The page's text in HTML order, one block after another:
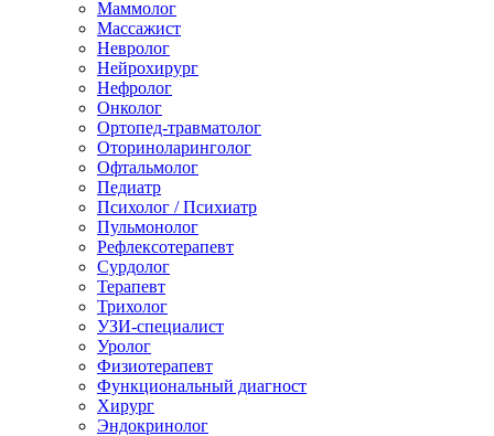
Маммолог
Массажист
Невролог
Нейрохирург
Нефролог
Онколог
Ортопед-травматолог
Оториноларинголог
Офтальмолог
Педиатр
Психолог / Психиатр
Пульмонолог
Рефлексотерапевт
Сурдолог
Терапевт
Трихолог
УЗИ-специалист
Уролог
Физиотерапевт
Функциональный диагност
Хирург
Эндокринолог